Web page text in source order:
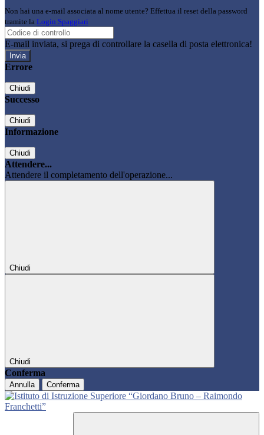
Non hai una e-mail associata al nome utente? Effettua il reset della password
tramite la Login Spaggiari
E-mail inviata, si prega di controllare la casella di posta elettronica!
Errore
Chiudi
Successo
Chiudi
Informazione
Chiudi
Attendere...
Attendere il completamento dell'operazione...
Chiudi
Chiudi
Conferma
Annulla Conferma